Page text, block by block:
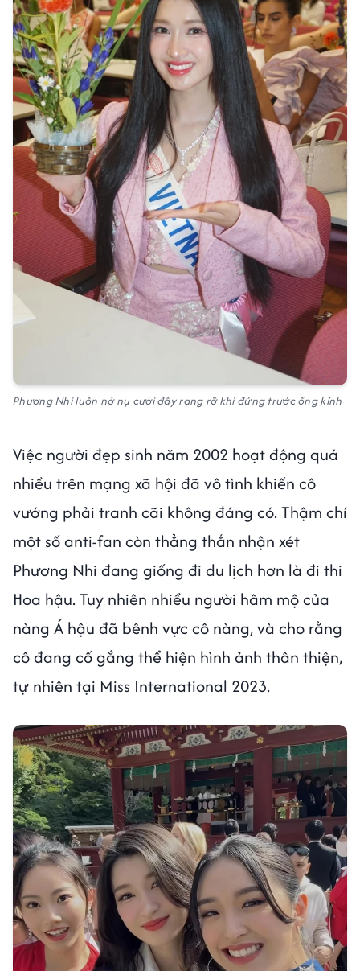
Phương Nhi luôn nở nụ cười đầy rạng rỡ khi đứng trước ống kính
Việc người đẹp sinh năm 2002 hoạt động quá
nhiều trên mạng xã hội đã vô tình khiến cô
vướng phải tranh cãi không đáng có. Thậm chí
một số anti-fan còn thẳng thắn nhận xét
Phương Nhi đang giống đi du lịch hơn là đi thi
Hoa hậu. Tuy nhiên nhiều người hâm mộ của
nàng Á hậu đã bênh vực cô nàng, và cho rằng
cô đang cố gắng thể hiện hình ảnh thân thiện,
tự nhiên tại Miss International 2023.